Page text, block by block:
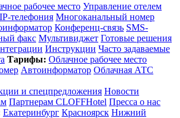
рабочее место Управление отелем
IP-телефония Многоканальный номер
Конференц-связь SMS-
факс Мультивиджет Готовые решения
Инструкции Часто задаваемые
Тарифы: Облачное рабочее место
Автоинформатор Облачная АТС
и спецпредложения Новости
Партнерам CLOFFHotel Пресса о нас
Екатеринбург Красноярск Нижний